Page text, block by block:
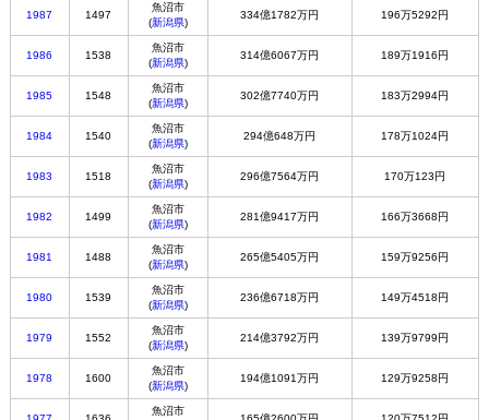
1987 1497
魚沼市
(新潟県)
334億1782万円 196万5292円
1986 1538
魚沼市
(新潟県)
314億6067万円 189万1916円
1985 1548
魚沼市
(新潟県)
302億7740万円 183万2994円
1984 1540
魚沼市
(新潟県)
294億648万円 178万1024円
1983 1518
魚沼市
(新潟県)
296億7564万円 170万123円
1982 1499
魚沼市
(新潟県)
281億9417万円 166万3668円
1981 1488
魚沼市
(新潟県)
265億5405万円 159万9256円
1980 1539
魚沼市
(新潟県)
236億6718万円 149万4518円
1979 1552
魚沼市
(新潟県)
214億3792万円 139万9799円
1978 1600
魚沼市
(新潟県)
194億1091万円 129万9258円
魚沼市